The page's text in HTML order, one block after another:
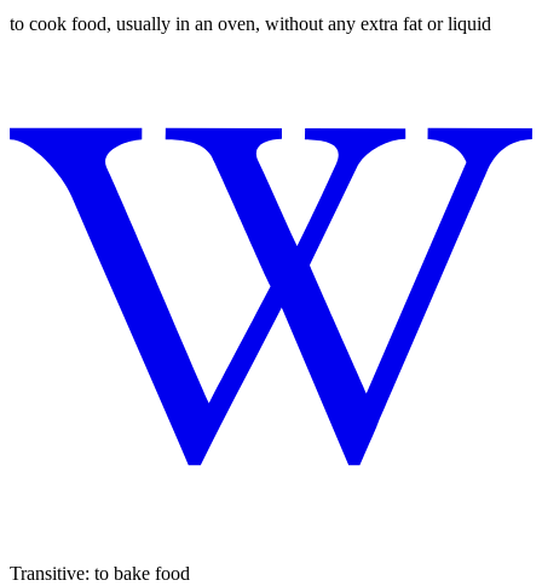
to cook food, usually in an oven, without any extra fat or liquid
Transitive: to bake food